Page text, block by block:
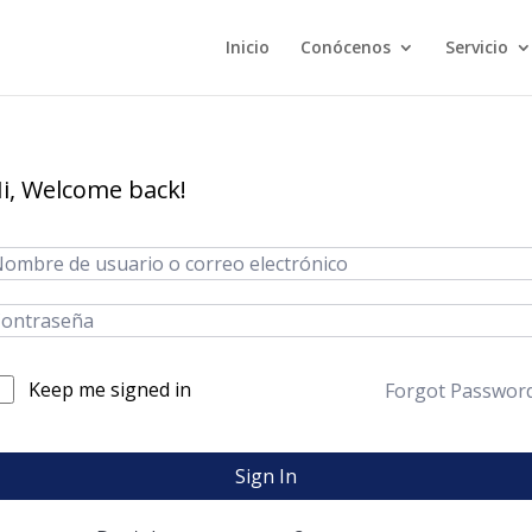
Inicio Conócenos Servicio
Welcome back!
Keep me signed in Forgot
Sign In